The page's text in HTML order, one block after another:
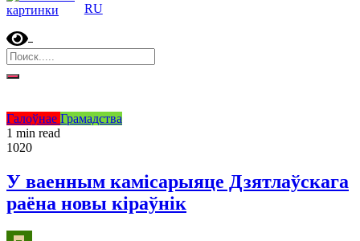
RU
Галоўнае Грамадства
1 min read
1020
У ваенным камісарыяце Дзятлаўскага
раёна новы кіраўнік